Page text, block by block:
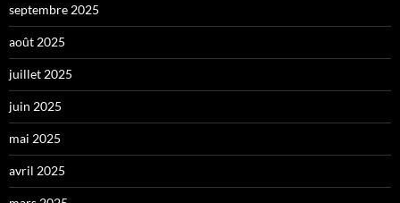
septembre 2025
août 2025
juillet 2025
juin 2025
mai 2025
avril 2025